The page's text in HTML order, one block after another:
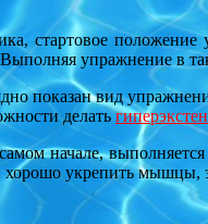
стартовое положение
упражнение в
показан вид
делать
начале, выполняется
хорошо укрепить мышцы,